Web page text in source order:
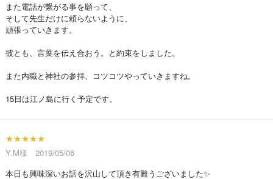
また電話が繋がる事を願って、
そして先生だけに頼らないように、
頑張っていきます。
彼とも、言葉を伝え合おう。と約束をしました。
また内職と神社の参拝、コツコツやっていきますね。
15日は江ノ島に行く予定です。
★★★★★
Y.M様 2019/05/06
本日も興味深いお話を沢山して頂き有難うございました✨